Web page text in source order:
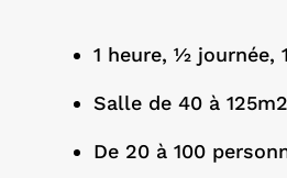
1 heure, ½ journée,
Salle de 40 à 125m2
De 20 à 100